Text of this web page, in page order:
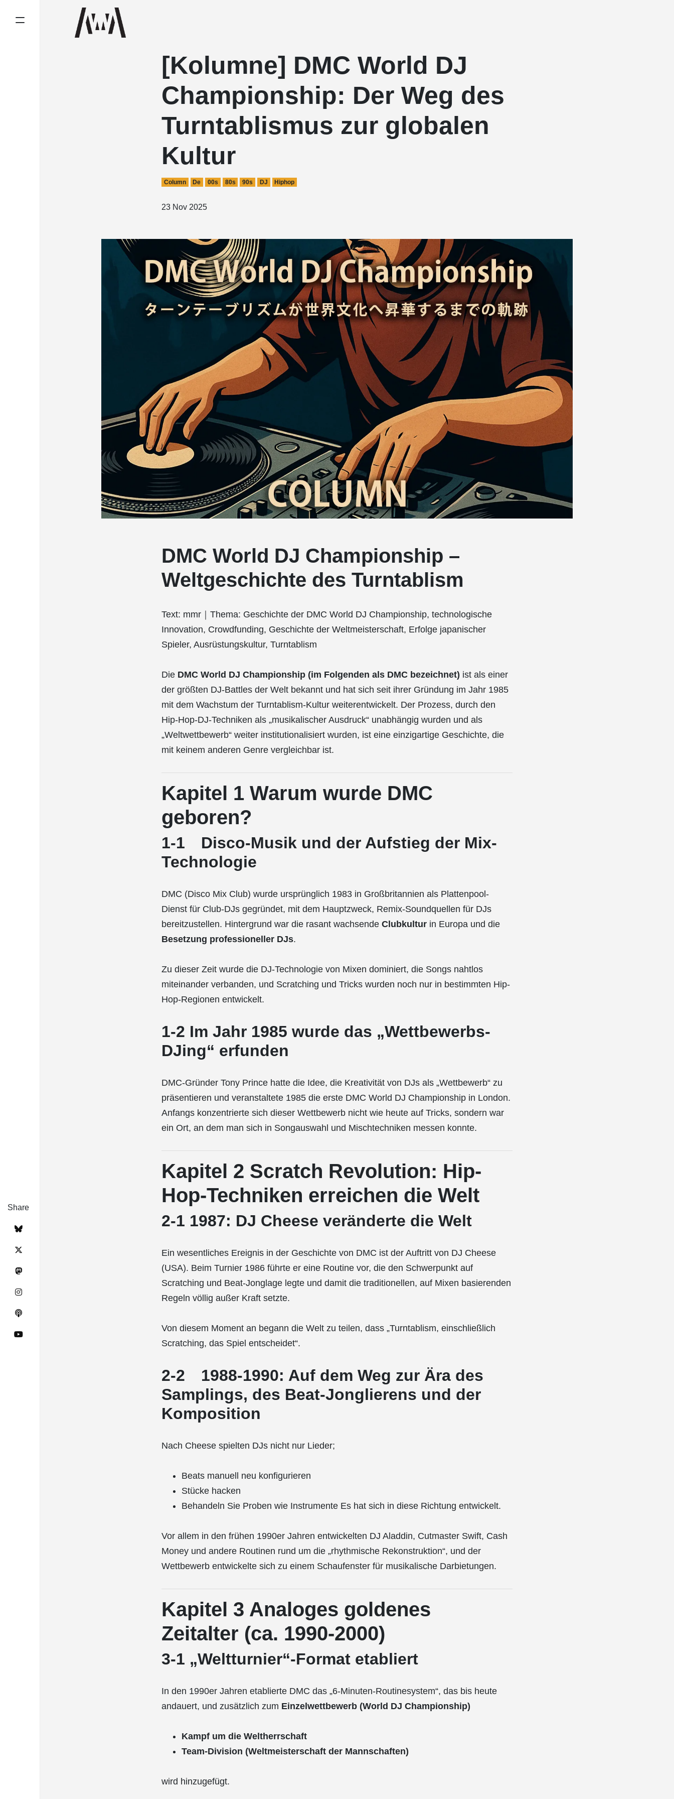
[Kolumne] DMC World DJ
Championship: Der Weg des
Turntablismus zur globalen
Kultur
Column De 00s 80s 90s DJ Hiphop
23 Nov 2025
DMC World DJ Championship –
Weltgeschichte des Turntablism
Text: mmr｜Thema: Geschichte der DMC World DJ Championship, technologische
Innovation, Crowdfunding, Geschichte der Weltmeisterschaft, Erfolge japanischer
Spieler, Ausrüstungskultur, Turntablism
Die DMC World DJ Championship (im Folgenden als DMC bezeichnet) ist als einer
der größten DJ-Battles der Welt bekannt und hat sich seit ihrer Gründung im Jahr 1985
mit dem Wachstum der Turntablism-Kultur weiterentwickelt. Der Prozess, durch den
Hip-Hop-DJ-Techniken als „musikalischer Ausdruck“ unabhängig wurden und als
„Weltwettbewerb“ weiter institutionalisiert wurden, ist eine einzigartige Geschichte, die
mit keinem anderen Genre vergleichbar ist.
Kapitel 1 Warum wurde DMC
geboren?
1-1 Disco-Musik und der Aufstieg der Mix-
Technologie
DMC (Disco Mix Club) wurde ursprünglich 1983 in Großbritannien als Plattenpool-
Dienst für Club-DJs gegründet, mit dem Hauptzweck, Remix-Soundquellen für DJs
bereitzustellen. Hintergrund war die rasant wachsende Clubkultur in Europa und die
Besetzung professioneller DJs.
Zu dieser Zeit wurde die DJ-Technologie von Mixen dominiert, die Songs nahtlos
miteinander verbanden, und Scratching und Tricks wurden noch nur in bestimmten Hip-
Hop-Regionen entwickelt.
1-2 Im Jahr 1985 wurde das „Wettbewerbs-
DJing“ erfunden
DMC-Gründer Tony Prince hatte die Idee, die Kreativität von DJs als „Wettbewerb“ zu
präsentieren und veranstaltete 1985 die erste DMC World DJ Championship in London.
Anfangs konzentrierte sich dieser Wettbewerb nicht wie heute auf Tricks, sondern war
ein Ort, an dem man sich in Songauswahl und Mischtechniken messen konnte.
Kapitel 2 Scratch Revolution: Hip-
Hop-Techniken erreichen die Welt
2-1 1987: DJ Cheese veränderte die Welt
Ein wesentliches Ereignis in der Geschichte von DMC ist der Auftritt von DJ Cheese
(USA). Beim Turnier 1986 führte er eine Routine vor, die den Schwerpunkt auf
Scratching und Beat-Jonglage legte und damit die traditionellen, auf Mixen basierenden
Regeln völlig außer Kraft setzte.
Von diesem Moment an begann die Welt zu teilen, dass „Turntablism, einschließlich
Scratching, das Spiel entscheidet“.
2-2 1988-1990: Auf dem Weg zur Ära des
Samplings, des Beat-Jonglierens und der
Komposition
Nach Cheese spielten DJs nicht nur Lieder;
Beats manuell neu konfigurieren
Stücke hacken
Behandeln Sie Proben wie Instrumente Es hat sich in diese Richtung entwickelt.
Vor allem in den frühen 1990er Jahren entwickelten DJ Aladdin, Cutmaster Swift, Cash
Money und andere Routinen rund um die „rhythmische Rekonstruktion“, und der
Wettbewerb entwickelte sich zu einem Schaufenster für musikalische Darbietungen.
Kapitel 3 Analoges goldenes
Zeitalter (ca. 1990-2000)
3-1 „Weltturnier“-Format etabliert
In den 1990er Jahren etablierte DMC das „6-Minuten-Routinesystem“, das bis heute
andauert, und zusätzlich zum Einzelwettbewerb (World DJ Championship)
Kampf um die Weltherrschaft
Team-Division (Weltmeisterschaft der Mannschaften)
wird hinzugefügt.
Share